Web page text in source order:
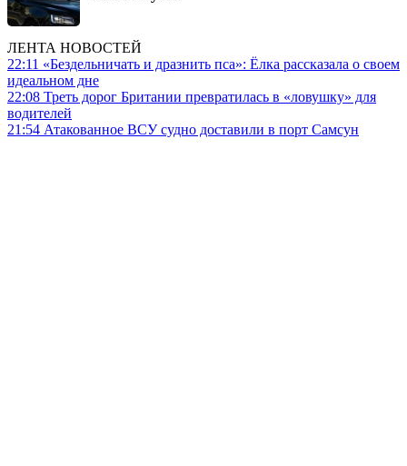
ЛЕНТА НОВОСТЕЙ
22:11 «Бездельничать и дразнить пса»: Ё‌лка рассказала о своем
идеальном дне
22:08 Треть дорог Британии превратилась в «ловушку» для
водителей
21:54 Атакованное ВСУ судно доставили в порт Самсун